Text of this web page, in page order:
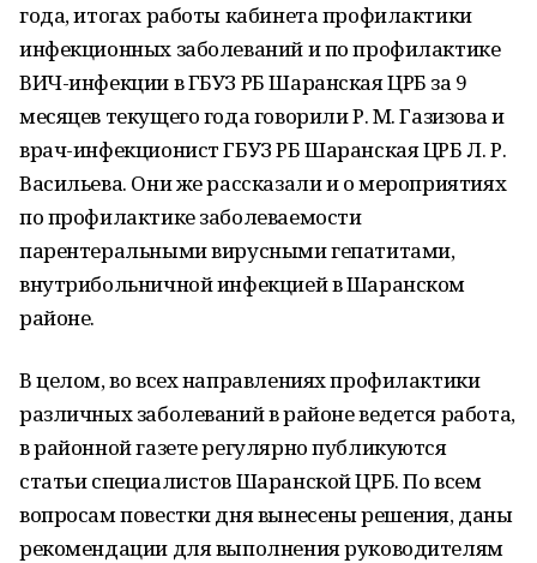
года, итогах работы кабинета профилактики
инфекционных заболеваний и по профилактике
ВИЧ-инфекции в ГБУЗ РБ Шаранская ЦРБ за 9
месяцев текущего года говорили Р. М. Газизова и
врач-инфекционист ГБУЗ РБ Шаранская ЦРБ Л. Р.
Васильева. Они же рассказали и о мероприятиях
по профилактике заболеваемости
парентеральными вирусными гепатитами,
внутрибольничной инфекцией в Шаранском
районе.
В целом, во всех направлениях профилактики
различных заболеваний в районе ведется работа,
в районной газете регулярно публикуются
статьи специалистов Шаранской ЦРБ. По всем
вопросам повестки дня вынесены решения, даны
рекомендации для выполнения руководителям